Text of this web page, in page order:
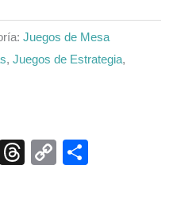
Juegos de Mesa
, Juegos de Estrategia,
X Threads
Copy